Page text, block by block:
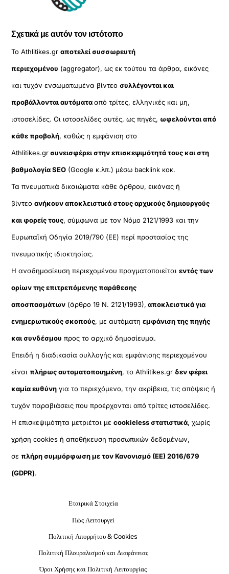
Σχετικά με αυτόν τον ιστότοπο
Το Athlitikes.grαποτελεί συσσωρευτή
περιεχομένου (aggregator), ως εκ τούτου τα άρθρα, εικόνες
και τυχόν ενσωματωμένα βίντεοσυλλέγονται και
προβάλλονται αυτόματααπό τρίτες, ελληνικές και μη,
ιστοσελίδες. Οι ιστοσελίδες αυτές, ως πηγές, ωφελούνται από
κάθε προβολή, καθώς η εμφάνιση στο
Athlitikes.grσυνεισφέρει στην επισκεψιμότητά τους και στη
βαθμολογία SEO (Google κ.λπ.) μέσω backlink κοκ.
Τα πνευματικά δικαιώματα κάθε άρθρου, εικόνας ή
βίντεοανήκουν αποκλειστικά στους αρχικούς δημιουργούς
και φορείς τους, σύμφωνα με τον Νόμο 2121/1993 και την
Ευρωπαϊκή Οδηγία 2019/790 (ΕΕ) περί προστασίας της
πνευματικής ιδιοκτησίας.
Η αναδημοσίευση περιεχομένου πραγματοποιείταιεντός των
ορίων της επιτρεπόμενης παράθεσης
αποσπασμάτων (άρθρο 19 Ν. 2121/1993), αποκλειστικά για
ενημερωτικούς σκοπούς, με αυτόματηεμφάνιση της πηγής
και συνδέσμου προς το αρχικό δημοσίευμα.
Επειδή η διαδικασία συλλογής και εμφάνισης περιεχομένου
είναιπλήρως αυτοματοποιημένη, το Athlitikes.gr δεν φέρει
καμία ευθύνη για το περιεχόμενο, την ακρίβεια, τις απόψεις ή
τυχόν παραβιάσεις που προέρχονται από τρίτες ιστοσελίδες.
Η επισκεψιμότητα μετριέται μεcookieless στατιστικά, χωρίς
χρήση cookies ή αποθήκευση προσωπικών δεδομένων,
σεπλήρη συμμόρφωση με τον Κανονισμό (ΕΕ) 2016/679
(GDPR).
Εταιρικά Στοιχεία
Πώς Λειτουργεί
Πολιτική Απορρήτου & Cookies
Πολιτική Πλουραλισμού και Διαφάνειας
Όροι Χρήσης και Πολιτική Λειτουργίας